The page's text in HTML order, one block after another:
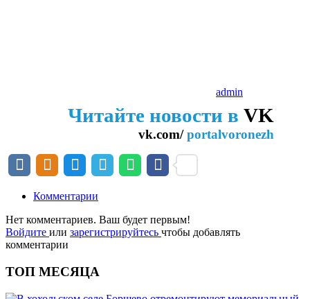
admin
Читайте новости в VK
vk.com/portalvoronezh
Комментарии
Нет комментариев. Ваш будет первым!
Войдите или зарегистрируйтесь чтобы добавлять
комментарии
ТОП МЕСЯЦА